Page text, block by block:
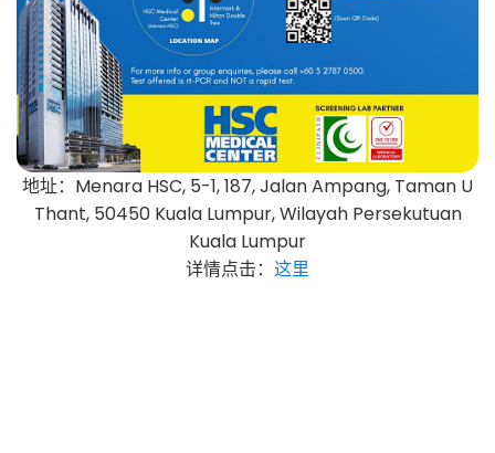
地址：Menara HSC, 5-1, 187, Jalan Ampang, Taman U
Thant, 50450 Kuala Lumpur, Wilayah Persekutuan
Kuala Lumpur
详情点击： 这里